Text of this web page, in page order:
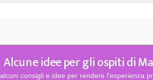
Alcune idee per gli ospiti di
consigli e idee per rendere l'esperienza